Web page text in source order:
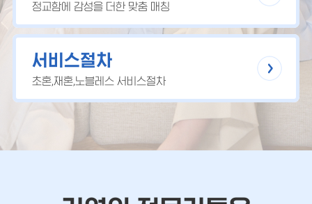
정교함에 감성을 더한 맞춤 매칭
서비스절차
초혼,재혼,노블레스 서비스절차